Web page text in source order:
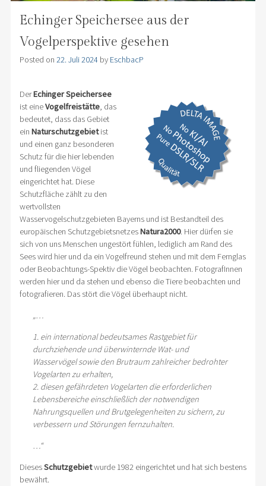
Echinger Speichersee aus der
Vogelperspektive gesehen
Posted on 22. Juli 2024by EschbacP
DerEchinger Speichersee
ist eineVogelfreistätte, das
bedeutet, dass das Gebiet
ein Naturschutzgebietist
und einen ganz besonderen
Schutz für die hier lebenden
und fliegenden Vögel
eingerichtet hat. Diese
Schutzfläche zählt zu den
wertvollsten
Wasservogelschutzgebieten Bayerns und ist Bestandteil des
europäischen SchutzgebietsnetzesNatura2000. Hier dürfen sie
sich von uns Menschen ungestört fühlen, lediglich am Rand des
Sees wird hier und da ein Vogelfreund stehen und mit dem Fernglas
oder Beobachtungs-Spektiv die Vögel beobachten. FotografInnen
werden hier und da stehen und ebenso die Tiere beobachten und
fotografieren. Das stört die Vögel überhaupt nicht.
„…
1. ein international bedeutsames Rastgebiet für
durchziehende und überwinternde Wat- und
Wasservögel sowie den Brutraum zahlreicher bedrohter
Vogelarten zu erhalten,
2. diesen gefährdeten Vogelarten die erforderlichen
Lebensbereiche einschließlich der notwendigen
Nahrungsquellen und Brutgelegenheiten zu sichern, zu
verbessern und Störungen fernzuhalten.
…“
DiesesSchutzgebietwurde 1982 eingerichtet und hat sich bestens
bewährt.